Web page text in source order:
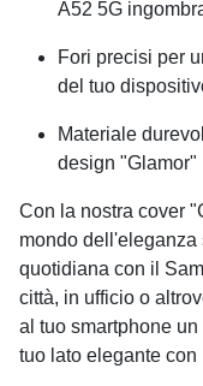
A52 5G
Fori precisi per
del tuo
Materiale
design "Glamor"
Con la nostra cover
mondo dell'eleganza
quotidiana con il
città, in ufficio o
al tuo smartphone
tuo lato elegante con